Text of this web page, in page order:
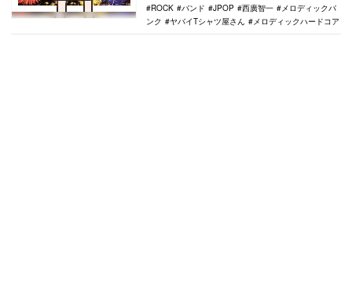
ROCK
バンド JPOP 西廣智一
メロディックパ
ンク
ヤバイTシャツ屋さん メロディックハードコア